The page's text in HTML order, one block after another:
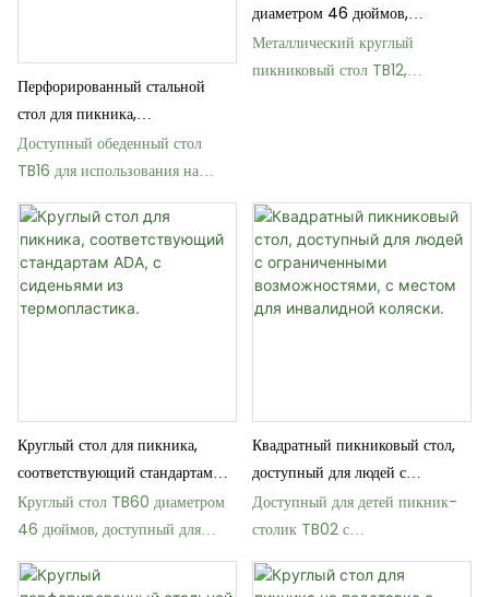
Перфорированный стальной
стол для пикника,
соответствующий стандартам
ADA, для парков и школ.
Доступный обеденный стол
TB16 для использования на
открытом воздухе с отверстием
для зонта, для парков.
диаметром 46 дюймов,
приспособленный для
инвалидных колясок, с
Металлический круглый
пикниковый стол TB12,
Круглый стол для пикника,
соответствующий стандартам
ADA, с сиденьями из
термопластика.
Круглый стол TB60 диаметром
46 дюймов, доступный для
инвалидных колясок, для парков
и школ.
Квадратный пикниковый стол,
доступный для людей с
ограниченными возможностями,
с местом для инвалидной
Доступный для детей пикник-
столик TB02 с
термопластичным покрытием
для школ